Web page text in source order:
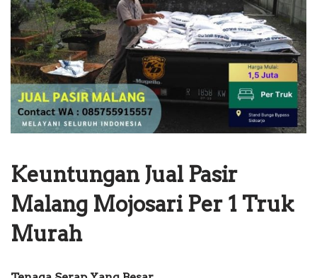
Keuntungan Jual Pasir
Malang Mojosari Per 1 Truk
Murah